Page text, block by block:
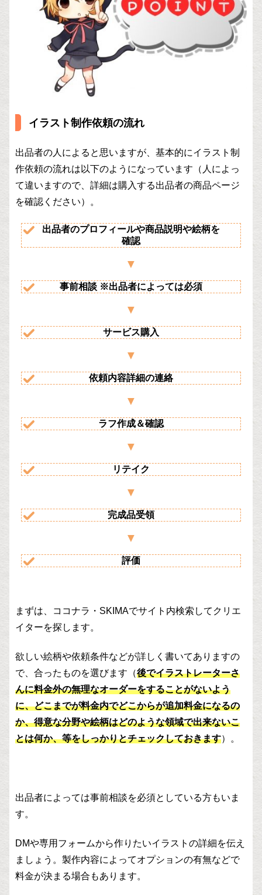
イラスト制作依頼の流れ
出品者の人によると思いますが、基本的にイラスト制
作依頼の流れは以下のようになっています（人によっ
て違いますので、詳細は購入する出品者の商品ページ
を確認ください）。
出品者のプロフィールや商品説明や絵柄を
確認
事前相談 ※出品者によっては必須
サービス購入
依頼内容詳細の連絡
ラフ作成＆確認
リテイク
完成品受領
評価
まずは、ココナラ・SKIMAでサイト内検索してクリエ
イターを探します。
欲しい絵柄や依頼条件などが詳しく書いてありますの
で、合ったものを選びます（後でイラストレーターさ
んに料金外の無理なオーダーをすることがないよう
に、どこまでが料金内でどこからが追加料金になるの
か、得意な分野や絵柄はどのような領域で出来ないこ
とは何か、等をしっかりとチェックしておきます）。
出品者によっては事前相談を必須としている方もいま
す。
DMや専用フォームから作りたいイラストの詳細を伝え
ましょう。製作内容によってオプションの有無などで
料金が決まる場合もあります。